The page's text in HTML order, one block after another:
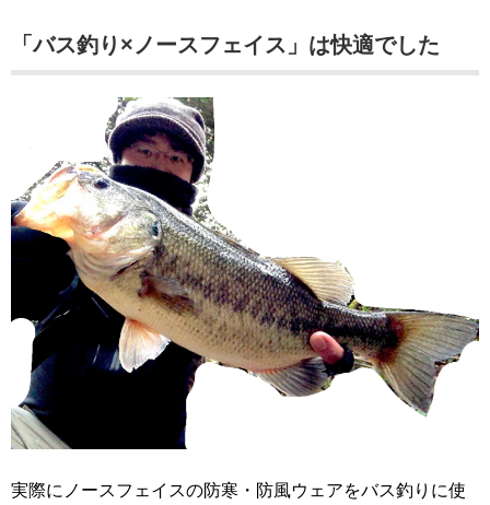
「バス釣り×ノースフェイス」は快適でした
実際にノースフェイスの防寒・防風ウェアをバス釣りに使